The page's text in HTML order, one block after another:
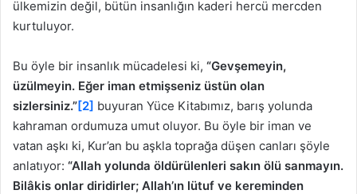
ülkemizin değil, bütün insanlığın kaderi hercü mercden
kurtuluyor.
Bu öyle bir insanlık mücadelesi ki, “Gevşemeyin,
üzülmeyin. Eğer iman etmişseniz üstün olan
sizlersiniz.”[2] buyuran Yüce Kitabımız, barış yolunda
kahraman ordumuza umut oluyor. Bu öyle bir iman ve
vatan aşkı ki, Kur’an bu aşkla toprağa düşen canları şöyle
anlatıyor: “Allah yolunda öldürülenleri sakın ölü sanmayın.
Bilâkis onlar diridirler; Allah’ın lütuf ve kereminden